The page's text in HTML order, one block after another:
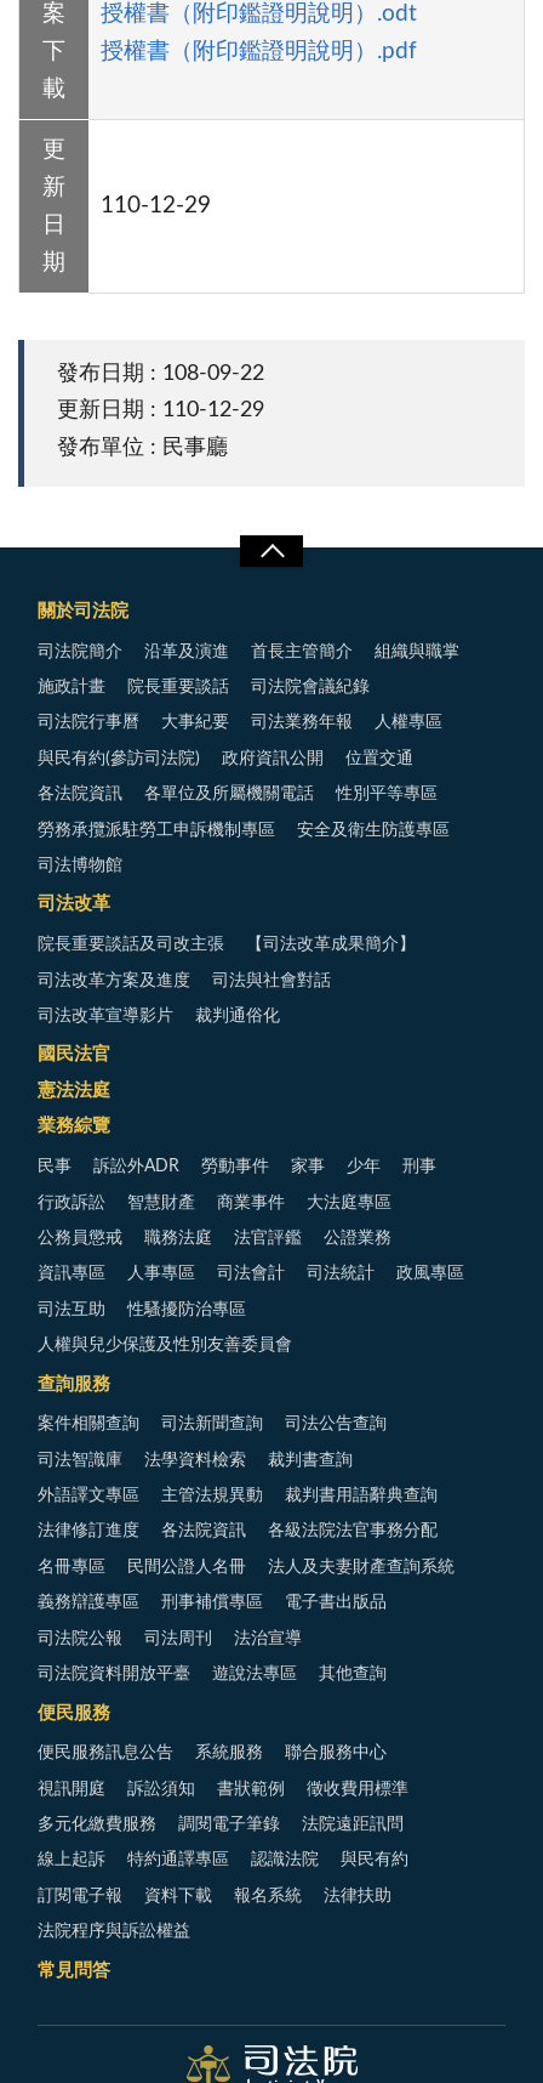
案
下
載
授權書（附印鑑證明說明）.odt
授權書（附印鑑證明說明）.pdf
更
新
日
期
110-12-29
發布日期 : 108-09-22
更新日期 : 110-12-29
發布單位 : 民事廳
關於司法院
司法院簡介 沿革及演進 首長主管簡介 組織與職掌
施政計畫 院長重要談話 司法院會議紀錄
司法院行事曆 大事紀要 司法業務年報 人權專區
與民有約(參訪司法院) 政府資訊公開 位置交通
各法院資訊 各單位及所屬機關電話 性別平等專區
勞務承攬派駐勞工申訴機制專區 安全及衛生防護專區
司法博物館
司法改革
院長重要談話及司改主張 【司法改革成果簡介】
司法改革方案及進度 司法與社會對話
司法改革宣導影片 裁判通俗化
國民法官
憲法法庭
業務綜覽
民事 訴訟外ADR 勞動事件 家事 少年 刑事
行政訴訟 智慧財產 商業事件 大法庭專區
公務員懲戒 職務法庭 法官評鑑 公證業務
資訊專區 人事專區 司法會計 司法統計 政風專區
司法互助 性騷擾防治專區
人權與兒少保護及性別友善委員會
查詢服務
案件相關查詢 司法新聞查詢 司法公告查詢
司法智識庫 法學資料檢索 裁判書查詢
外語譯文專區 主管法規異動 裁判書用語辭典查詢
法律修訂進度 各法院資訊 各級法院法官事務分配
名冊專區 民間公證人名冊 法人及夫妻財產查詢系統
義務辯護專區 刑事補償專區 電子書出版品
司法院公報 司法周刊 法治宣導
司法院資料開放平臺 遊說法專區 其他查詢
便民服務
便民服務訊息公告 系統服務 聯合服務中心
視訊開庭 訴訟須知 書狀範例 徵收費用標準
多元化繳費服務 調閱電子筆錄 法院遠距訊問
線上起訴 特約通譯專區 認識法院 與民有約
訂閱電子報 資料下載 報名系統 法律扶助
法院程序與訴訟權益
常見問答